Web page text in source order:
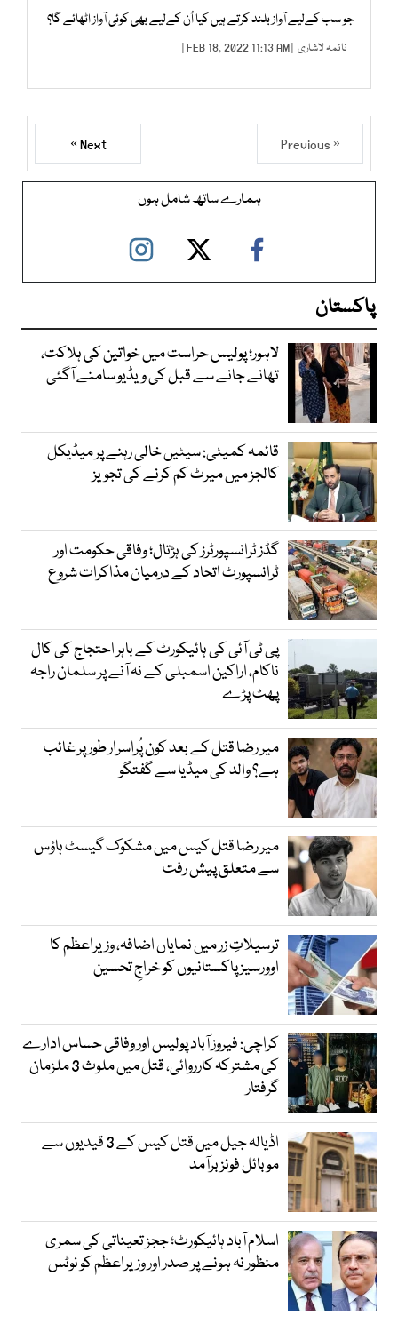
جو سب کےلیے آواز بلند کرتے ہیں کیا اُن کےلیے بھی کوئی آواز اٹھائے گا؟
نائمہ لاشاری | FEB 18, 2022 11:13 AM |
« Previous
Next »
ہمارے ساتھ شامل ہوں
پاکستان
لاہور؛ پولیس حراست میں خواتین کی ہلاکت،
تھانے جانے سے قبل کی ویڈیو سامنے آگئی
قائمہ کمیٹی: سیٹیں خالی رہنے پر میڈیکل
کالجز میں میرٹ کم کرنے کی تجویز
گڈز ٹرانسپورٹرز کی ہڑتال؛ وفاقی حکومت اور
ٹرانسپورٹ اتحاد کے درمیان مذاکرات شروع
پی ٹی آئی کی ہائیکورٹ کے باہر احتجاج کی کال
ناکام، اراکین اسمبلی کے نہ آنے پر سلمان راجہ
پھٹ پڑے
میر رضا قتل کے بعد کون پُراسرار طور پر غائب
ہے؟ والد کی میڈیا سے گفتگو
میر رضا قتل کیس میں مشکوک گیسٹ ہاؤس
سے متعلق پیش رفت
ترسیلاتِ زر میں نمایاں اضافہ، وزیراعظم کا
اوورسیز پاکستانیوں کو خراجِ تحسین
کراچی: فیروز آباد پولیس اور وفاقی حساس ادارے
کی مشترکہ کارروائی، قتل میں ملوث 3 ملزمان
گرفتار
اڈیالہ جیل میں قتل کیس کے 3 قیدیوں سے
موبائل فونز برآمد
اسلام آباد ہائیکورٹ؛ ججز تعیناتی کی سمری
منظور نہ ہونے پر صدر اور وزیراعظم کو نوٹس